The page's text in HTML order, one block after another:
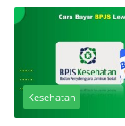
Kesehatan